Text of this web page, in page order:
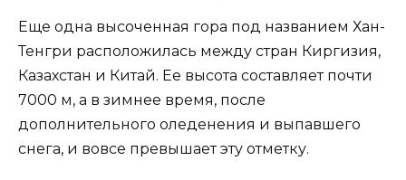
Еще одна высоченная гора под названием Хан-
Тенгри расположилась между стран Киргизия,
Казахстан и Китай. Ее высота составляет почти
7000 м, а в зимнее время, после
дополнительного оледенения и выпавшего
снега, и вовсе превышает эту отметку.